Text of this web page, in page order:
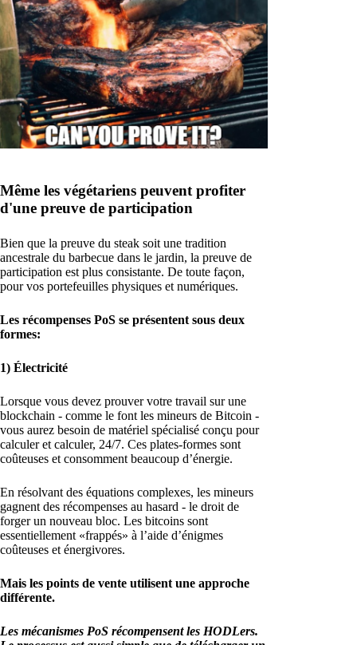
Même les végétariens peuvent profiter
d'une preuve de participation
Bien que la preuve du steak soit une tradition
ancestrale du barbecue dans le jardin, la preuve de
participation est plus consistante. De toute façon,
pour vos portefeuilles physiques et numériques.
Les récompenses PoS se présentent sous deux
formes:
1) Électricité
Lorsque vous devez prouver votre travail sur une
blockchain - comme le font les mineurs de Bitcoin -
vous aurez besoin de matériel spécialisé conçu pour
calculer et calculer, 24/7. Ces plates-formes sont
coûteuses et consomment beaucoup d’énergie.
En résolvant des équations complexes, les mineurs
gagnent des récompenses au hasard - le droit de
forger un nouveau bloc. Les bitcoins sont
essentiellement «frappés» à l’aide d’énigmes
coûteuses et énergivores.
Mais les points de vente utilisent une approche
différente.
Les mécanismes PoS récompensent les HODLers.